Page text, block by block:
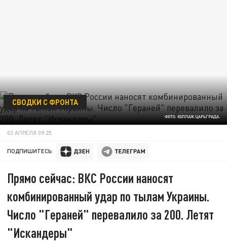
ФОТО: КОЛЛАЖ ЦАРЬГРАДА.
СВОДКИ С ФРОНТА
03 АПРЕЛЯ 09:25
ПОДПИШИТЕСЬ:
Прямо сейчас: ВКС России наносят
комбинированный удар по тылам Украины.
Число "Гераней" перевалило за 200. Летят
"Искандеры"